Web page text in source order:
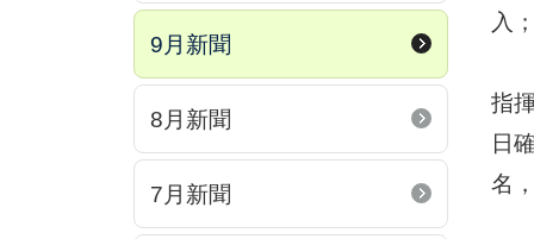
9月新聞
8月新聞
7月新聞
入
指
日
名